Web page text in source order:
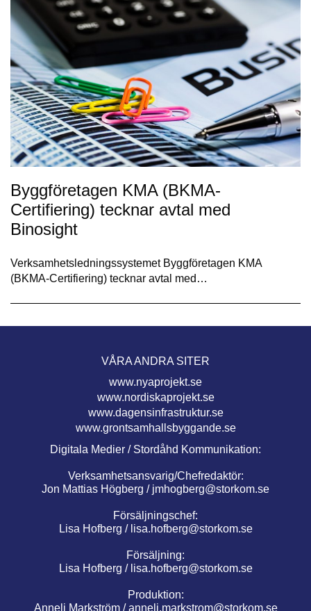
Byggföretagen KMA (BKMA-
Certifiering) tecknar avtal med
Binosight
Verksamhetsledningssystemet Byggföretagen KMA
(BKMA-Certifiering) tecknar avtal med…
VÅRA ANDRA SITER
www.nyaprojekt.se
www.nordiskaprojekt.se
www.dagensinfrastruktur.se
www.grontsamhallsbyggande.se
Digitala Medier / Stordåhd Kommunikation:
Verksamhetsansvarig/Chefredaktör:
Jon Mattias Högberg / jmhogberg@storkom.se
Försäljningschef:
Lisa Hofberg / lisa.hofberg@storkom.se
Försäljning:
Lisa Hofberg / lisa.hofberg@storkom.se
Produktion:
Anneli Markström /anneli.markstrom@storkom.se